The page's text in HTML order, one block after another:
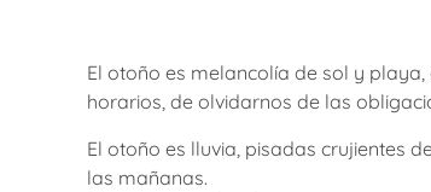
El otoño es melancolía de sol y
horarios, de olvidarnos de las
El otoño es lluvia, pisadas crujientes
las mañanas.